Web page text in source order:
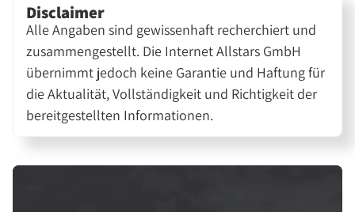
Disclaimer
Alle Angaben sind gewissenhaft recherchiert und
zusammengestellt. Die Internet Allstars GmbH
übernimmt jedoch keine Garantie und Haftung für
die Aktualität, Vollständigkeit und Richtigkeit der
bereitgestellten Informationen.